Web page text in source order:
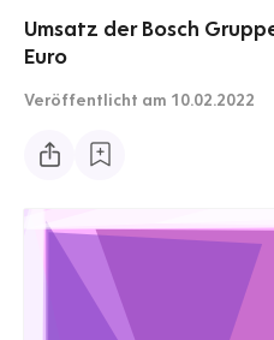
Umsatz der Bosch
Euro
Veröffentlicht am 10.02.2022